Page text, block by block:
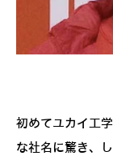
初めてユカイ工
な社名に驚き、